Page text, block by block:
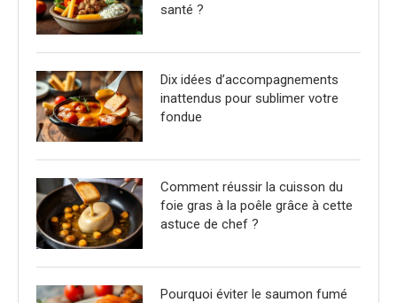
santé ?
Dix idées d’accompagnements
inattendus pour sublimer votre
fondue
Comment réussir la cuisson du
foie gras à la poêle grâce à cette
astuce de chef ?
Pourquoi éviter le saumon fumé